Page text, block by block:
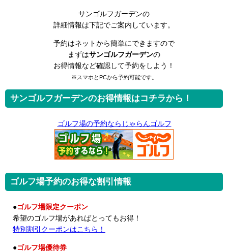
サンゴルフガーデンの
詳細情報は下記でご案内しています。
予約はネットから簡単にできますので
まずはサンゴルフガーデンの
お得情報など確認して予約をしよう！
※スマホとPCから予約可能です。
サンゴルフガーデンのお得情報はコチラから！
ゴルフ場の予約ならじゃらんゴルフ
ゴルフ場予約のお得な割引情報
●ゴルフ場限定クーポン
希望のゴルフ場があればとってもお得！
特別割引クーポンはこちら！
●ゴルフ場優待券